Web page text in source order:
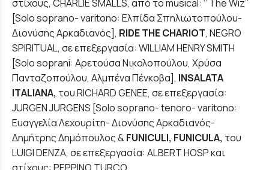
στίχους, CHARLIE SMALLS, από το musical: ‘’ The Wiz’’
[Solo soprano- varitono: Ελπίδα Σπηλιωτοπούλου-
Διονύσης Αρκαδιανός], RIDETHECHARIOT, NEGRO
SPIRITUAL, σε επεξεργασία: WILLIAM HENRY SMITH
[Solo soprani: Αρετούσα Νικολοπούλου, Χρύσα
Πανταζοπούλου, Αλμπένα Πένκοβα], INSALATA
ITALIANA, του RICHARD GENEE, σε επεξεργασία:
JURGEN JURGENS [Solo soprano- tenoro- varitono:
Ευαγγελία Λεχουρίτη- Διονύσης Αρκαδιανός-
Δημήτρης Δημόπουλος & FUNICULI, FUNICULA, του
LUIGI DENZA, σε επεξεργασία: ALBERT HOSP και
στίχους: PEPPINO TURCO.